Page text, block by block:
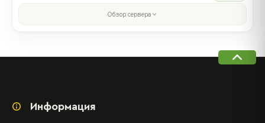
Обзор сервера
Информация